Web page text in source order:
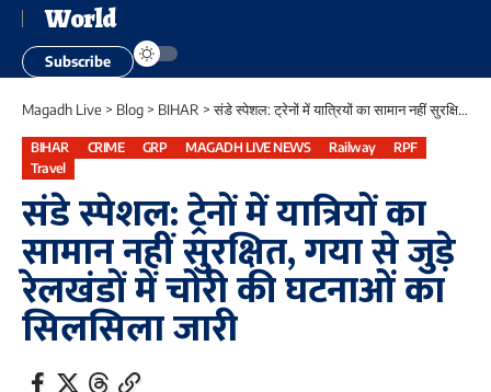
World
Subscribe
Magadh Live > Blog > BIHAR >संडे स्पेशल: ट्रेनों में यात्रियों का सामान नहीं सुरक्षित, गया से जुड़े रेलखंडों में चोरी की घटनाओं का सिलसिला जारी
BIHAR CRIME GRP MAGADH LIVE NEWS Railway
RPF
Travel
संडे स्पेशल: ट्रेनों में यात्रियों का
सामान नहीं सुरक्षित, गया से जुड़े
रेलखंडों में चोरी की घटनाओं का
सिलसिला जारी